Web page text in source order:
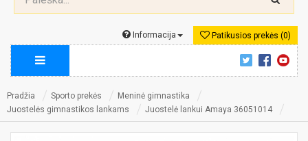
Patikusios prekės (0)
Informacija
Pradžia Sporto prekės
Meninė gimnastika
Juostelės gimnastikos lankams
Juostelė lankui Amaya 36051014